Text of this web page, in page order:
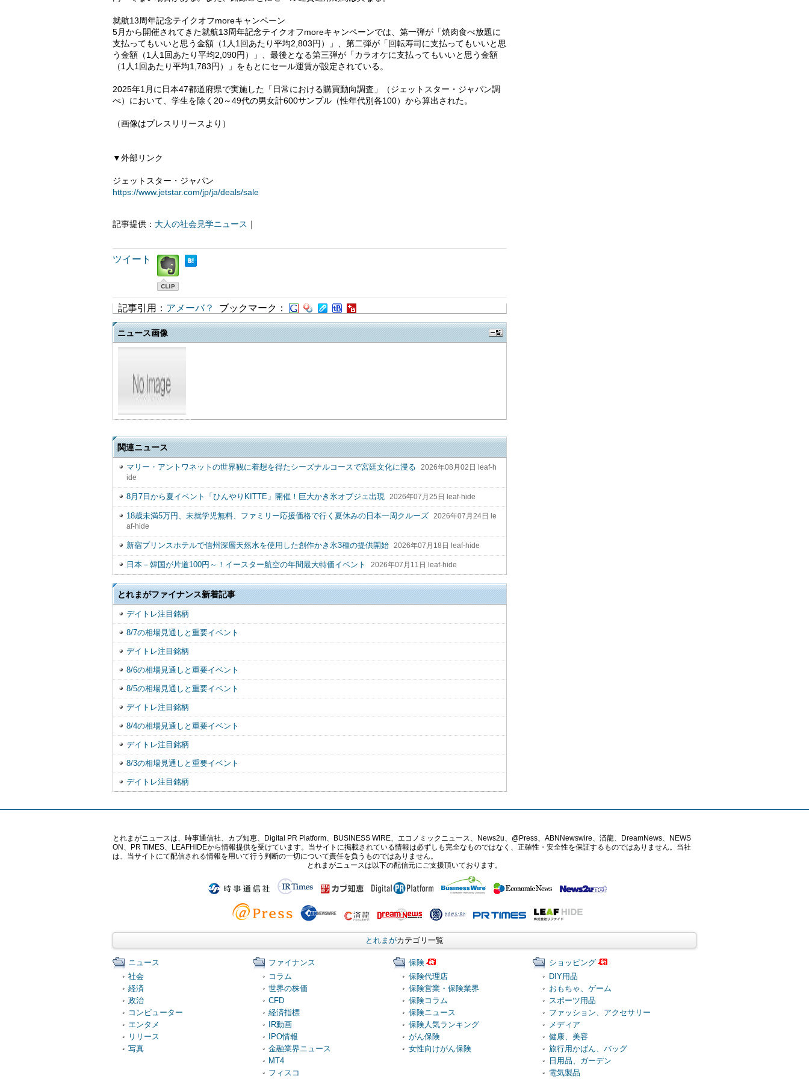
就航13周年記念テイクオフmoreキャンペーン
5月から開催されてきた就航13周年記念テイクオフmoreキャンペーンでは、第一弾が「焼肉食べ放題に
支払ってもいいと思う金額（1人1回あたり平均2,803円）」、第二弾が「回転寿司に支払ってもいいと思
う金額（1人1回あたり平均2,090円）」、最後となる第三弾が「カラオケに支払ってもいいと思う金額
（1人1回あたり平均1,783円）」をもとにセール運賃が設定されている。
2025年1月に日本47都道府県で実施した「日常における購買動向調査」（ジェットスター・ジャパン調
べ）において、学生を除く20～49代の男女計600サンプル（性年代別各100）から算出された。
（画像はプレスリリースより）
▼外部リンク
ジェットスター・ジャパン
https://www.jetstar.com/jp/ja/deals/sale
記事提供： 大人の社会見学ニュース ｜
ツイート
記事引用： アメーバ？ ブックマーク：
ニュース画像
関連ニュース
マリー・アントワネットの世界観に着想を得たシーズナルコースで宮廷文化に浸る
2026年08月02日 leaf-h
ide
8月7日から夏イベント「ひんやりKITTE」開催！巨大かき氷オブジェ出現 2026年07月25日 leaf-hide
18歳未満5万円、未就学児無料、ファミリー応援価格で行く夏休みの日本一周クルーズ
2026年07月24日 le
af-hide
新宿プリンスホテルで信州深層天然水を使用した創作かき氷3種の提供開始 2026年07月18日 leaf-hide
日本－韓国が片道100円～！イースター航空の年間最大特価イベント 2026年07月11日 leaf-hide
とれまがファイナンス新着記事
デイトレ注目銘柄
8/7の相場見通しと重要イベント
デイトレ注目銘柄
8/6の相場見通しと重要イベント
8/5の相場見通しと重要イベント
デイトレ注目銘柄
8/4の相場見通しと重要イベント
デイトレ注目銘柄
8/3の相場見通しと重要イベント
デイトレ注目銘柄
とれまがニュースは、時事通信社、カブ知恵、Digital PR Platform、BUSINESS WIRE、エコノミックニュース、News2u、@Press、ABNNewswire、済龍、DreamNews、NEWS
ON、PR TIMES、LEAFHIDEから情報提供を受けています。当サイトに掲載されている情報は必ずしも完全なものではなく、正確性・安全性を保証するものではありません。当社
は、当サイトにて配信される情報を用いて行う判断の一切について責任を負うものではありません。
とれまがニュースは以下の配信元にご支援頂いております。
とれまがカテゴリ一覧
ニュース
社会
経済
政治
コンピューター
エンタメ
リリース
写真
ファイナンス
コラム
世界の株価
CFD
経済指標
IR動画
IPO情報
金融業界ニュース
MT4
フィスコ
保険
保険代理店
保険営業・保険業界
保険コラム
保険ニュース
保険人気ランキング
がん保険
女性向けがん保険
ショッピング
DIY用品
おもちゃ、ゲーム
スポーツ用品
ファッション、アクセサリー
メディア
健康、美容
旅行用かばん、バッグ
日用品、ガーデン
電気製品